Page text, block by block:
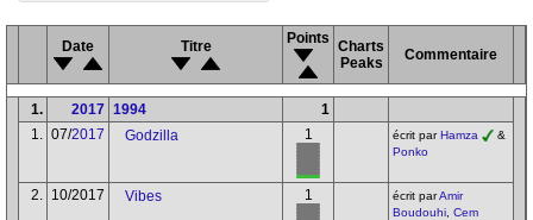
Date Titre Points Charts
Peaks
Commentaire
1. 2017 1994
1
1. 07/2017 Godzilla 1 écrit parHamza
&
Ponko
2. 10/2017 Vibes 1 écrit parAmir
Boudouhi Cem